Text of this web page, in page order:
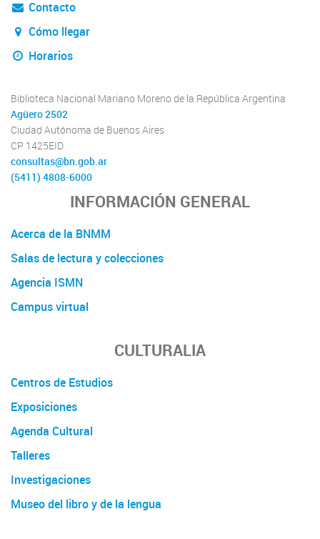
Contacto
Cómo llegar
Horarios
Biblioteca Nacional Mariano Moreno de la República Argentina
Agüero 2502
Ciudad Autónoma de Buenos Aires
CP 1425EID
consultas@bn.gob.ar
(5411) 4808-6000
INFORMACIÓN GENERAL
Acerca de la BNMM
Salas de lectura y colecciones
Agencia ISMN
Campus virtual
CULTURALIA
Centros de Estudios
Exposiciones
Agenda Cultural
Talleres
Investigaciones
Museo del libro y de la lengua